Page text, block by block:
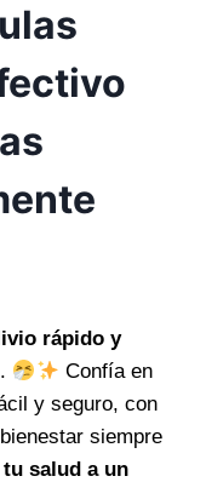
rápido y
Confía en
y seguro, con
siempre
tu salud a un